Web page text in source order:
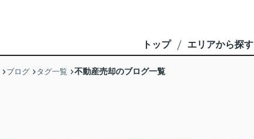
トップ エリアから探す
ブログ タグ一覧 不動産売却のブログ一覧